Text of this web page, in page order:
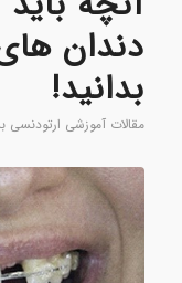
دندان
بدانید!
مقالات آموزشی ارتودنسی